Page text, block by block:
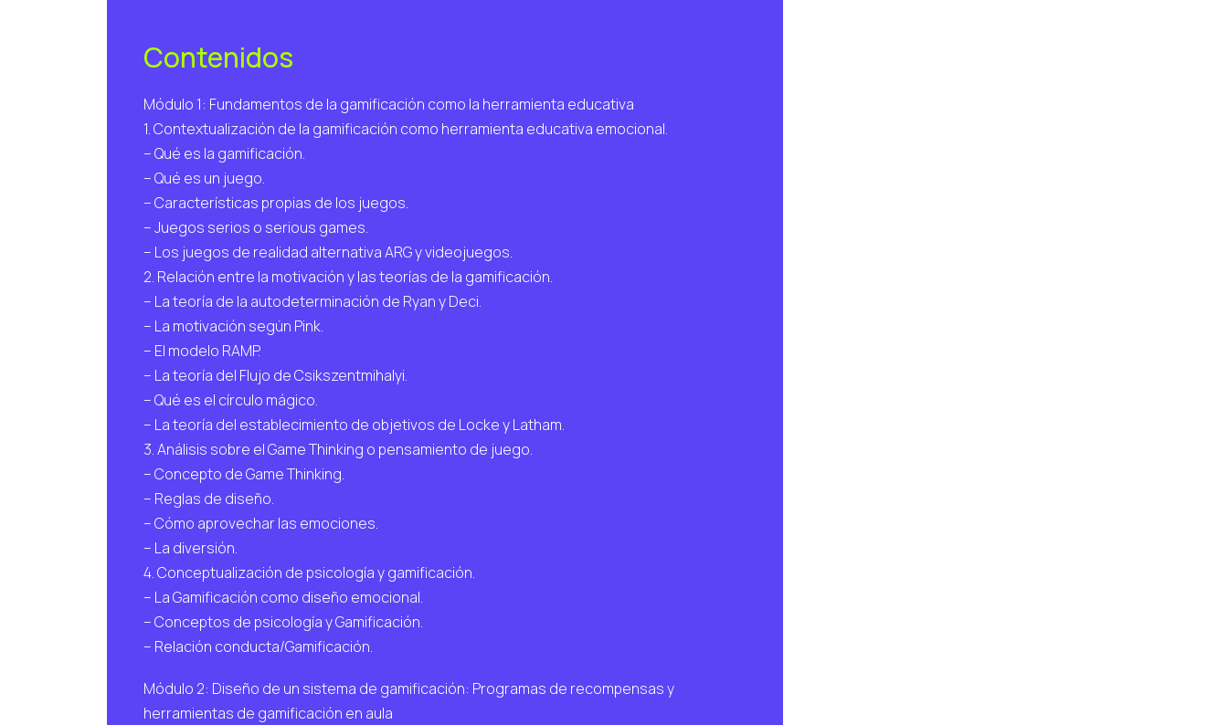
Contenidos
Módulo 1: Fundamentos de la gamificación como la herramienta educativa
1. Contextualización de la gamificación como herramienta educativa emocional.
– Qué es la gamificación.
– Qué es un juego.
– Características propias de los juegos.
– Juegos serios o serious games.
– Los juegos de realidad alternativa ARG y videojuegos.
2. Relación entre la motivación y las teorías de la gamificación.
– La teoría de la autodeterminación de Ryan y Deci.
– La motivación según Pink.
– El modelo RAMP.
– La teoría del Flujo de Csikszentmihalyi.
– Qué es el círculo mágico.
– La teoría del establecimiento de objetivos de Locke y Latham.
3. Análisis sobre el Game Thinking o pensamiento de juego.
– Concepto de Game Thinking.
– Reglas de diseño.
– Cómo aprovechar las emociones.
– La diversión.
4. Conceptualización de psicología y gamificación.
– La Gamificación como diseño emocional.
– Conceptos de psicología y Gamificación.
– Relación conducta/Gamificación.
Módulo 2: Diseño de un sistema de gamificación: Programas de recompensas y
herramientas de gamificación en aula